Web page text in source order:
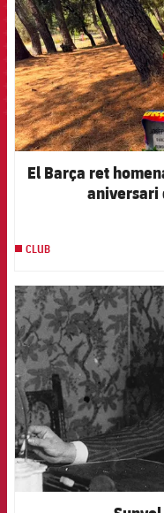
El Barça ret
aniversari
CLUB